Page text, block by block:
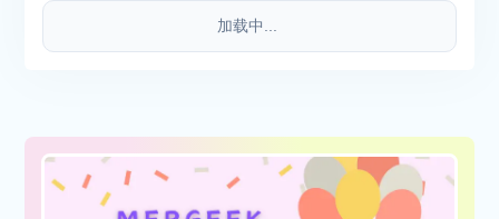
加载中...